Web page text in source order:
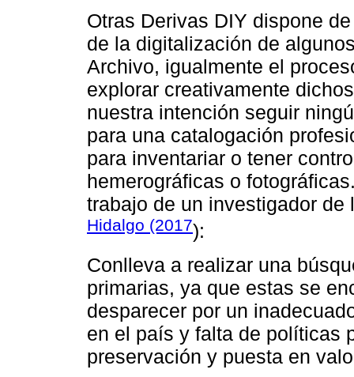
Otras Derivas DIY dispone
de la digitalización de
Archivo, igualmente el
explorar creativamente
nuestra intención seguir
para una catalogación
para inventariar o tener
hemerográficas o
trabajo de un investigador
Hidalgo (2017):
Conlleva a realizar una
primarias, ya que estas se
desparecer por un
en el país y falta de políticas
preservación y puesta en